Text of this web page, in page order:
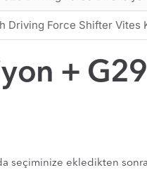
Driving Force Shifter Vites
+
seçiminize ekledikten